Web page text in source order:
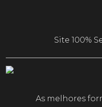
Site 100%
As melhores